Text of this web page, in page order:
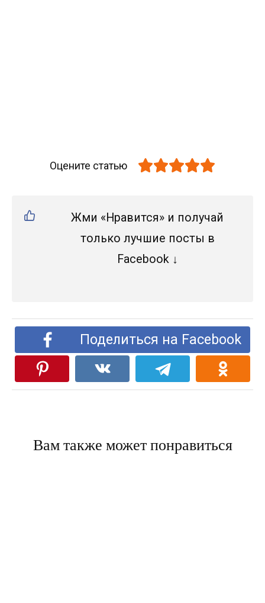
Оцените статью
Жми «Нравится» и получай
только лучшие посты в
Facebook ↓
Поделиться на Facebook
Вам также может понравиться